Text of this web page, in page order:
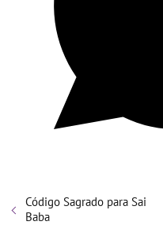
Código Sagrado para Sai
Baba